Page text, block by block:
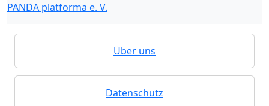
PANDA platforma e. V.
Über uns
Datenschutz